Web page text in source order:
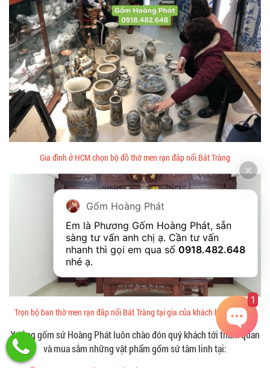
Gia đình ở HCM chọn bộ đồ thờ men rạn đắp nổi Bát Tràng
Trọn bộ ban thờ men rạn đắp nổi Bát Tràng tại gia của khách hàng Hà Nội
Xưởng gốm sứ Hoàng Phát luôn chào đón quý khách tới tham quan
và mua sắm những vật phẩm gốm sứ tâm linh tại:
Gốm Hoàng Phát
Em là Phương Gốm Hoàng Phát, sẵn
sàng tư vấn anh chị ạ. Cần tư vấn
nhanh thì gọi em qua số 0918.482.648
nhé ạ.
1